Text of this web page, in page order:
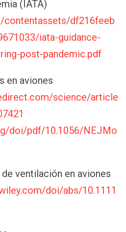
(IATA)
contentassets/df216feeb
iata-guidance-
post-pandemic.pdf
en aviones
science/article
doi/pdf/10.1056/NEJMo
ventilación en aviones
doi/abs/10.1111